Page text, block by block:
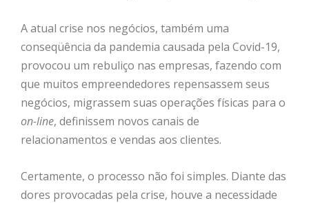
A atual crise nos negócios, também uma
conseqüência da pandemia causada pela Covid-19,
provocou um rebuliço nas empresas, fazendo com
que muitos empreendedores repensassem seus
negócios, migrassem suas operações físicas para o
on-line, definissem novos canais de
relacionamentos e vendas aos clientes.
Certamente, o processo não foi simples. Diante das
dores provocadas pela crise, houve a necessidade